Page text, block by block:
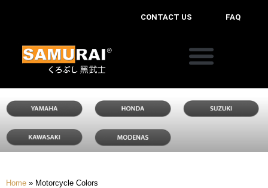
CONTACT US FAQ
Home » Motorcycle Colors